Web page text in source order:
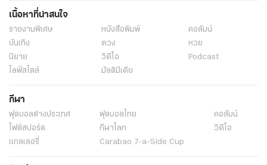
เนื้อหาที่น่าสนใจ
รายงานพิเศษ หนังสือพิมพ์
คอลัมน์
บันเทิง
ดวง
หวย
นิยาย
วิดีโอ
Podcast
ไลฟ์สไตล์
มัลติมีเดีย
กีฬา
ฟุตบอลต่่างประเทศ ฟุตบอลไทย
คอลัมน์
ไฟต์สปอร์ต
กีฬาโลก
วิดีโอ
แกลเลอรี่
Carabao 7-a-Side Cup